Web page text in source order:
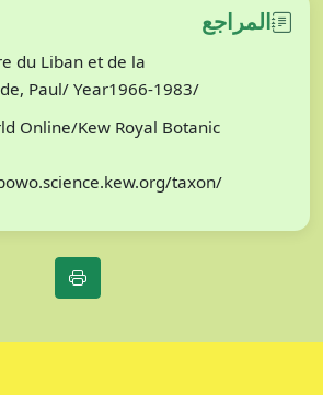
المراجع
du Liban et de la
Paul/ Year1966-1983/
Online/Kew Royal Botanic
taxon/